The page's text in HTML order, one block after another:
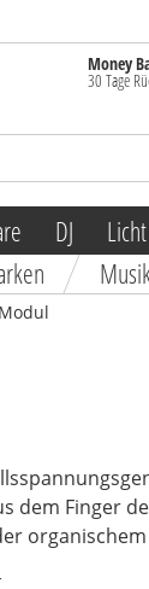
Money
30 Tage
DJ Licht
dem Finger